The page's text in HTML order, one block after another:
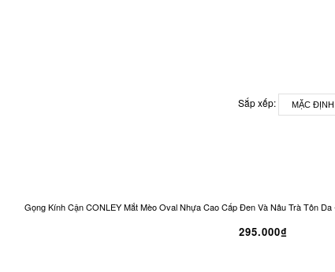
Sắp xếp:
Gọng Kính Cận CONLEY Mắt Mèo Oval Nhựa Cao Cấp Đen Và Nâu Trà Tôn Da
295.000₫